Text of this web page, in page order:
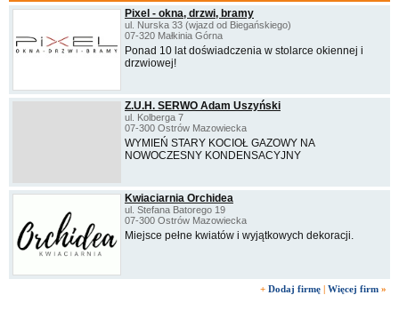
Pixel - okna, drzwi, bramy
ul. Nurska 33 (wjazd od Biegańskiego)
07-320 Małkinia Górna
Ponad 10 lat doświadczenia w stolarce okiennej i
drzwiowej!
Z.U.H. SERWO Adam Uszyński
ul. Kolberga 7
07-300 Ostrów Mazowiecka
WYMIEŃ STARY KOCIOŁ GAZOWY NA
NOWOCZESNY KONDENSACYJNY
Kwiaciarnia Orchidea
ul. Stefana Batorego 19
07-300 Ostrów Mazowiecka
Miejsce pełne kwiatów i wyjątkowych dekoracji.
+ Dodaj firmę | Więcej firm »